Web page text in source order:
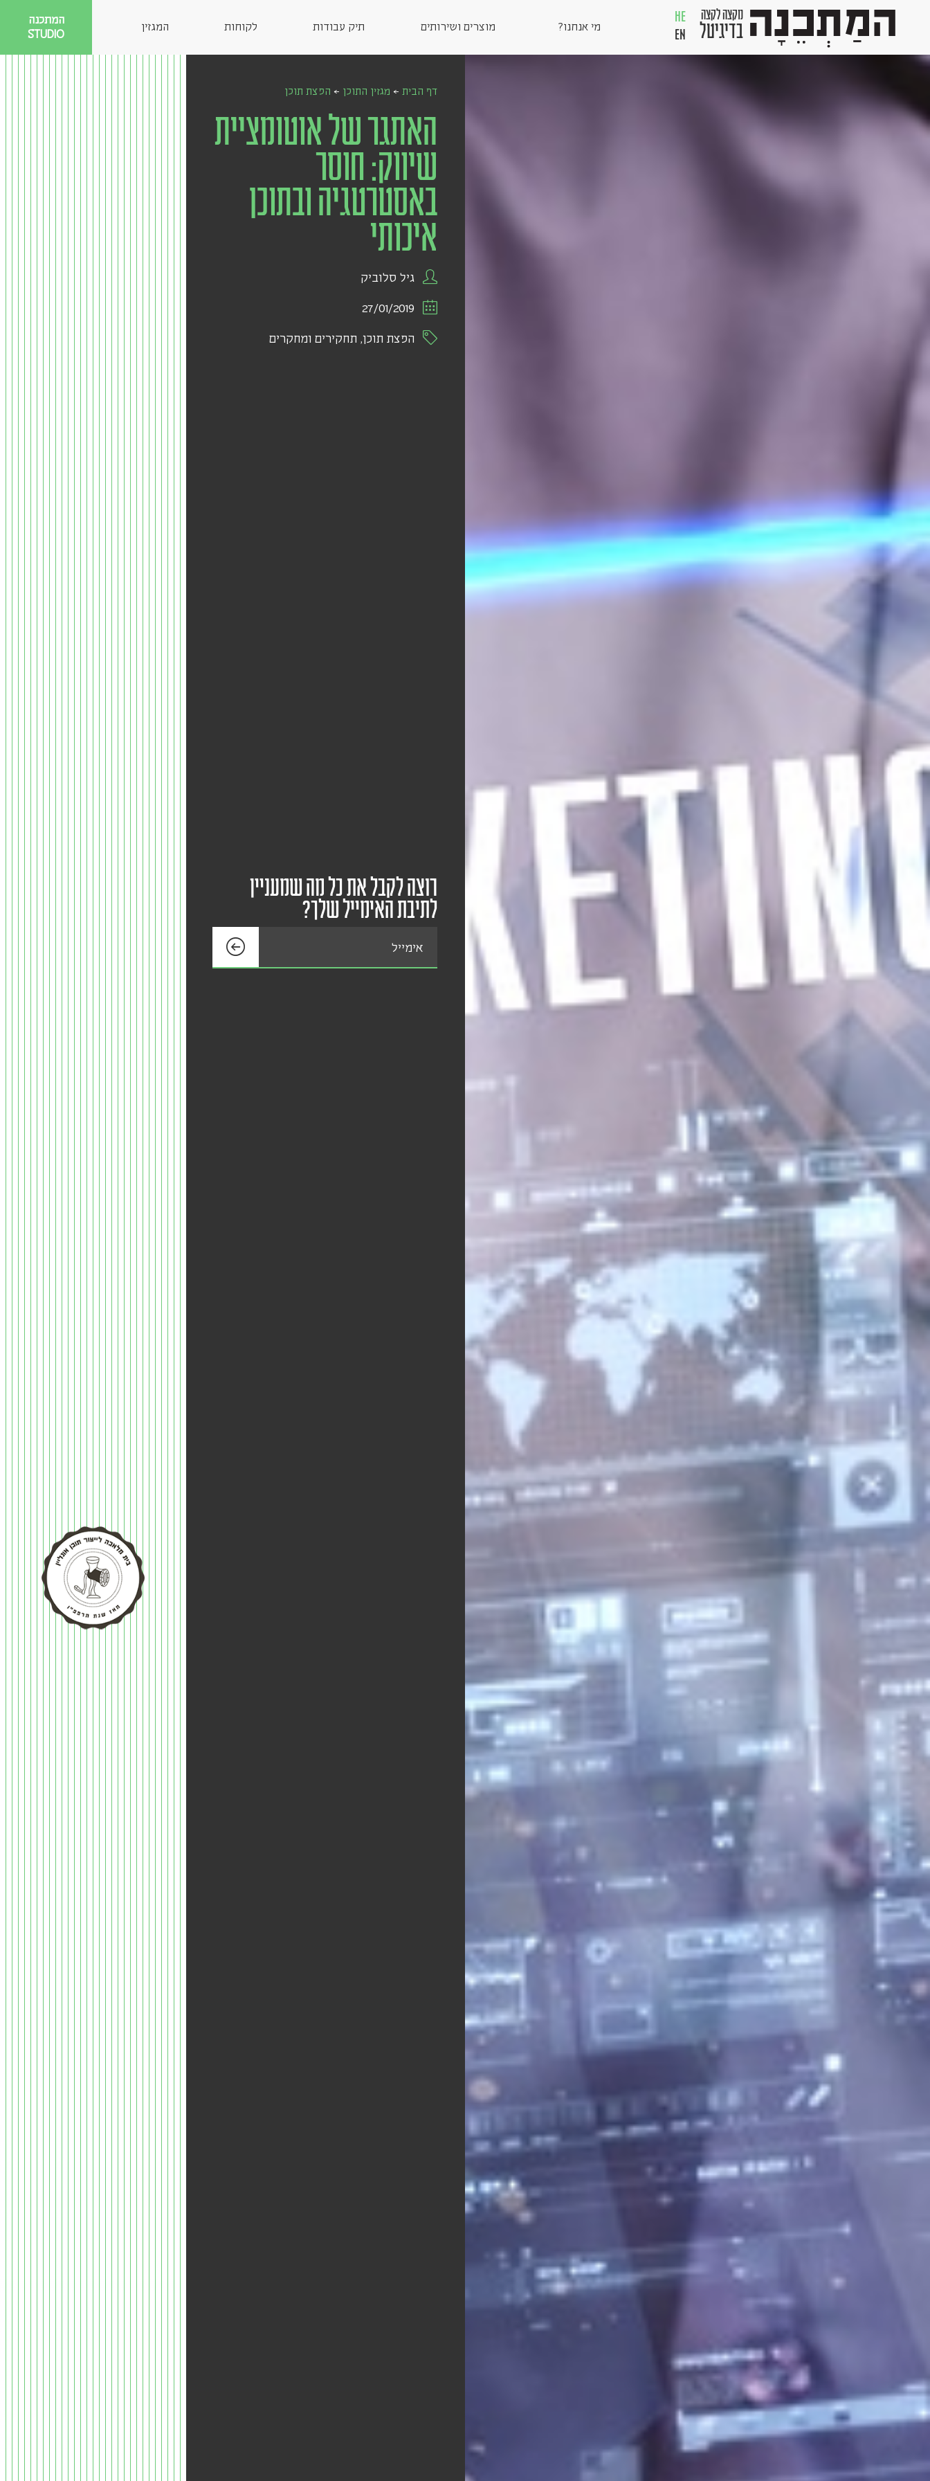
מקצה לקצה
בדיגיטל
HE
EN
מי אנחנו? מוצרים ושירותים תיק עבודות לקוחות המגזין
המתכנה
STUDIO
דף הבית ← מגזין התוכן ← הפצת תוכן
האתגר של אוטומציית
שיווק: חוסר
באסטרטגיה ובתוכן
איכותי
גיל סלוביק
27/01/2019
הפצת תוכן, תחקירים ומחקרים
רוצה לקבל את כל מה שמעניין
לתיבת האימייל שלך?
אימייל